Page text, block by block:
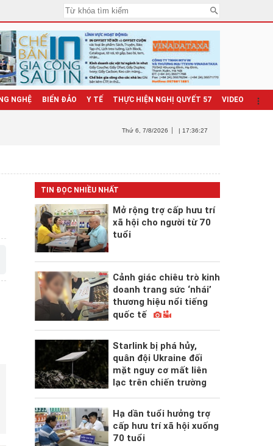
NGHỆ BIỂN ĐẢO Y TẾ THỰC HIỆN NGHỊ QUYẾT 57 VIDEO
Thứ 6 , 7/8/2026 | 17:36:28
TIN ĐỌC NHIỀU NHẤT
Mở rộng trợ cấp hưu trí
xã hội cho người từ 70
tuổi
Cảnh giác chiêu trò kinh
doanh trang sức ‘nhái’
thương hiệu nổi tiếng
quốc tế
Starlink bị phá hủy,
quân đội Ukraine đối
mặt nguy cơ mất liên
lạc trên chiến trường
Hạ dần tuổi hưởng trợ
cấp hưu trí xã hội xuống
70 tuổi